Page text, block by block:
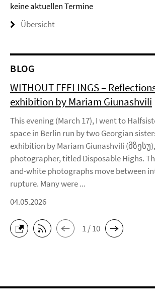
keine aktuellen Termine
Übersicht
BLOG
WITHOUT FEELINGS –
exhibition by Mariam Giunashvili
This evening (March 17), I went to
space in Berlin run by two Georgian
exhibition by Mariam Giunashvili
photographer, titled Disposable Highs.
and-white photographs move between
rupture. Many were ...
04.05.2026
1 / 10